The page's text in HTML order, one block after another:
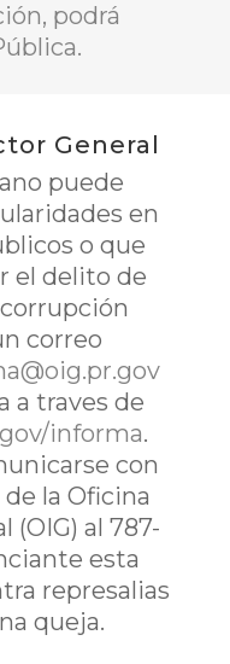
podrá
General
puede
en
o que
el delito de
correo
a traves de
informa.
con
la Oficina
(OIG) al 787-
esta
represalias
queja.